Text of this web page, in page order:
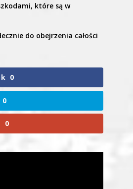
które są w
do obejrzenia całości
0
0
0